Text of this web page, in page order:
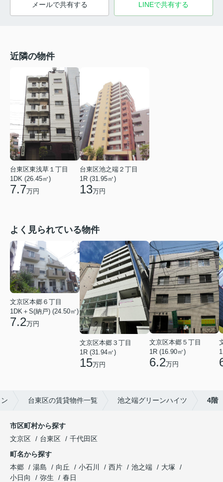
メールで共有する LINEで共有する
近隣の物件
台東区東浅草１丁目
1DK (26.45㎡)
7.7万円
台東区池之端２丁目
1R (31.95㎡)
13万円
よく見られている物件
文京区本郷６丁目
1DK＋S(納戸) (24.50㎡)
7.2万円
文京区本郷３丁目
1R (31.94㎡)
15万円
文京区本郷５丁目
1R (16.90㎡)
6.2万円
台東区の賃貸物件一覧 池之端グリーンハイツ 4階
市区町村から探す
文京区
台東区
千代田区
町名から探す
本郷
湯島 向丘 小石川 西片 池之端
大塚
小日向
弥生
春日